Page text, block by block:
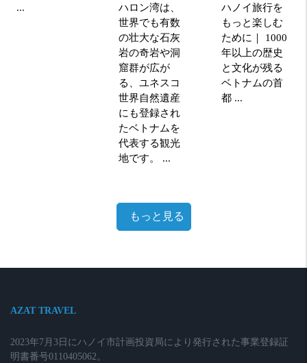
...
ハロン湾は、
世界でも有数
の壮大な石灰
岩の奇岩や洞
窟群が広が
る、ユネスコ
世界自然遺産
にも登録され
たベトナムを
代表する観光
地です。 ...
ハノイ旅行を
もっと楽しむ
ために｜ 1000
年以上の歴史
と文化が残る
ベトナムの首
都 ...
もっと見る
AZAT TRAVEL
2023年7月3日にハノイ市計画投資局により発行された事業登録証
明書番号0110405062。